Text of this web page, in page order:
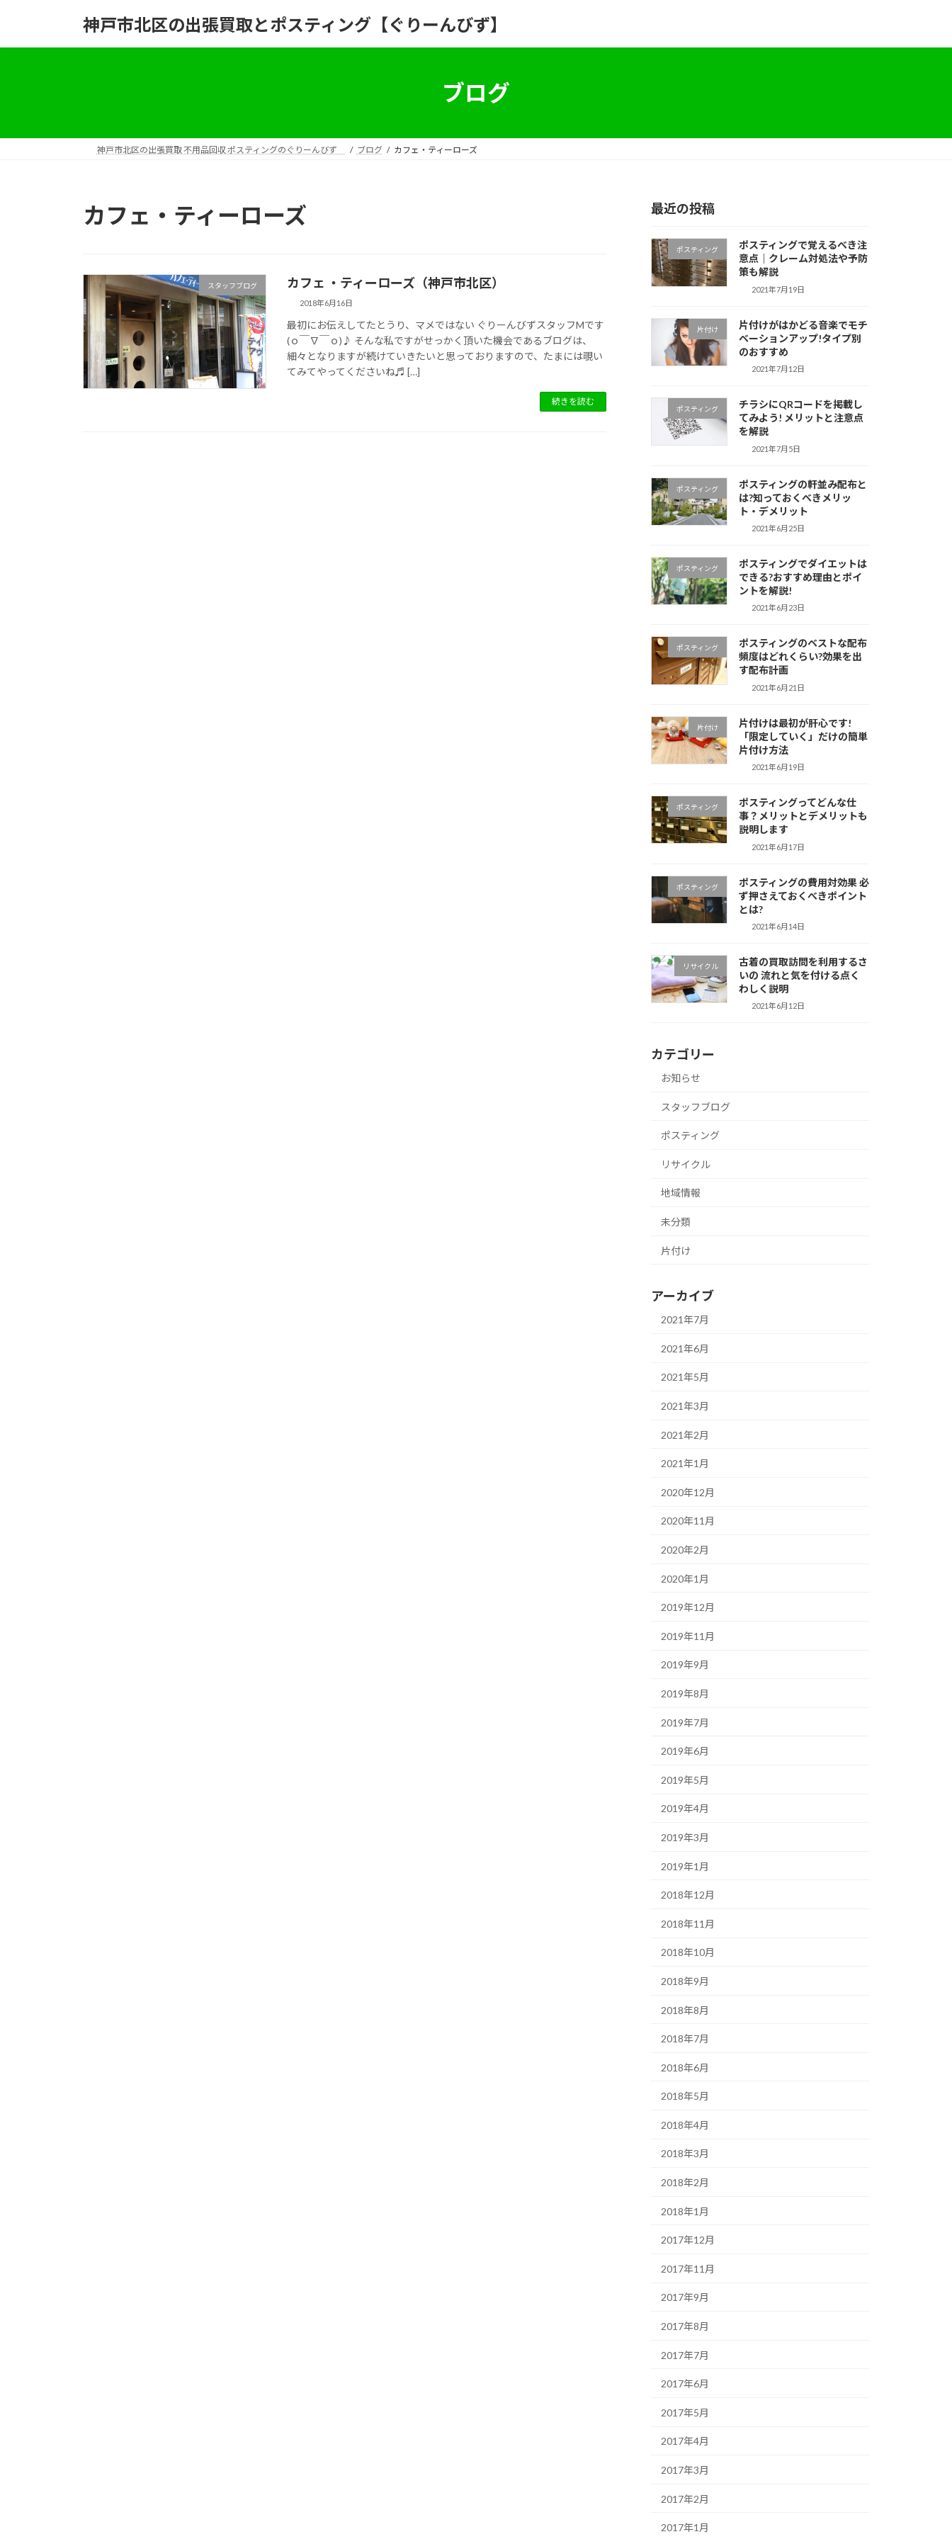
神戸市北区の出張買取とポスティング【ぐりーんびず】
ブログ
神戸市北区の出張買取 不用品回収 ポスティングのぐりーんびず ブログ カフェ・ティーローズ
カフェ・ティーローズ
スタッフブログ カフェ ・ティーローズ（神戸市北区）
2018年6月16日
最初にお伝えしてたとうり、マメではない ぐりーんびずスタッフMです
(ｏ￣∇￣ｏ)♪ そんな私ですがせっかく頂いた機会であるブログは、
細々となりますが続けていきたいと思っておりますので、たまには覗い
てみてやってくださいね♬ […]
続きを読む
最近の投稿
ポスティング
ポスティングで覚えるべき注
意点｜クレーム対処法や予防
策も解説
2021年7月19日
片付け
片付けがはかどる音楽でモチ
ベーションアップ!タイプ別
のおすすめ
2021年7月12日
ポスティング
チラシにQRコードを掲載し
てみよう! メリットと注意点
を解説
2021年7月5日
ポスティング
ポスティングの軒並み配布と
は?知っておくべきメリッ
ト・デメリット
2021年6月25日
ポスティング
ポスティングでダイエットは
できる?おすすめ理由とポイ
ントを解説!
2021年6月23日
ポスティング
ポスティングのベストな配布
頻度はどれくらい?効果を出
す配布計画
2021年6月21日
片付け
片付けは最初が肝心です!
「限定していく」だけの簡単
片付け方法
2021年6月19日
ポスティング
ポスティングってどんな仕
事？メリットとデメリットも
説明します
2021年6月17日
ポスティング
ポスティングの費用対効果 必
ず押さえておくべきポイント
とは?
2021年6月14日
リサイクル
古着の買取訪問を利用するさ
いの 流れと気を付ける点く
わしく説明
2021年6月12日
カテゴリー
お知らせ
スタッフブログ
ポスティング
リサイクル
地域情報
未分類
片付け
アーカイブ
2021年7月
2021年6月
2021年5月
2021年3月
2021年2月
2021年1月
2020年12月
2020年11月
2020年2月
2020年1月
2019年12月
2019年11月
2019年9月
2019年8月
2019年7月
2019年6月
2019年5月
2019年4月
2019年3月
2019年1月
2018年12月
2018年11月
2018年10月
2018年9月
2018年8月
2018年7月
2018年6月
2018年5月
2018年4月
2018年3月
2018年2月
2018年1月
2017年12月
2017年11月
2017年9月
2017年8月
2017年7月
2017年6月
2017年5月
2017年4月
2017年3月
2017年2月
2017年1月